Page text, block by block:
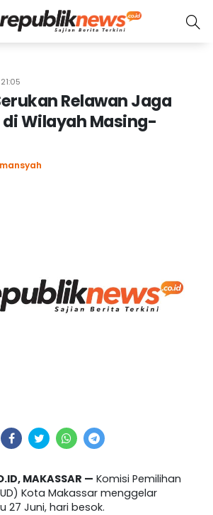
Relawan Jaga
di Wilayah Masing-
MAKASSAR — Komisi Pemilihan
Kota Makassar menggelar
27 Juni, hari besok.